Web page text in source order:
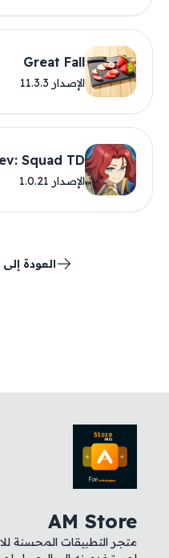
Great Fall
الإصدار 11.3.3
Squad TD
الإصدار 1.0.21
العودة
AM Store
متجر التطبيقات المحسنة